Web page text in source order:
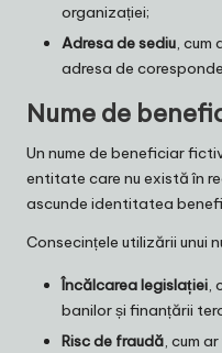
organizației;
Adresa de sediu, cum
adresa de
Nume de
Un nume de beneficiar
entitate care nu există în
ascunde identitatea
Consecințele utilizării unui
Încălcarea legislației,
banilor și finanțării
Risc de fraudă, cum